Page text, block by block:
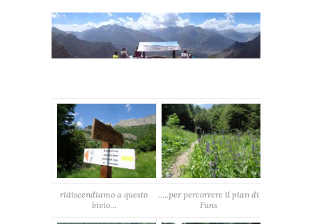
ridiscendiamo a questo
bivio…
…..per percorrere il pian di
Funs